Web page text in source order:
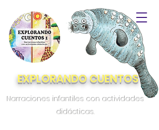
EXPLORANDO CUENTOS
Narraciones infantiles con actividades
didácticas.